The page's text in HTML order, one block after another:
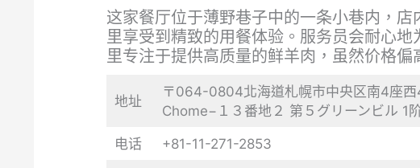
这家餐厅位于薄野巷子中的一条小巷内，
里享受到精致的用餐体验。服务员会耐心
里专注于提供高质量的鲜羊肉，虽然价格
地址
〒064-0804北海道札幌市中央区南4座
Chome−１３番地２ 第５グリーンビル 1
电话 +81-11-271-2853